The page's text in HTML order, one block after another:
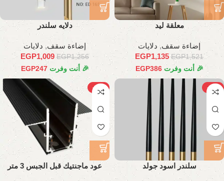
معلقة ليد
إضاءة سقف, دلايات
EGP1,521
EGP1,135
🎉 أنت وفرت EGP386
دلايه سلندر
إضاءة سقف, دلايات
EGP1,256
EGP1,009
🎉 أنت وفرت EGP247
-23%
سلندر اسود جولد
-38%
عود ماجنتيك قبل الجبس 3 متر